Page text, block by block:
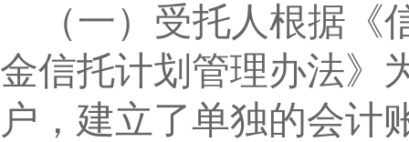
（一）受托人根据
金信托计划管理办法》
户，建立了单独的会计